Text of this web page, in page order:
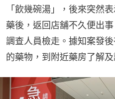
「飲幾碗湯」，後來突然
藥後，返回店舖不久便出
調查人員檢走。據知案發後
的藥物，到附近藥房了解及